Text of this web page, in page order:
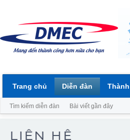
Trang chủ Diễn đàn
Tìm kiếm diễn đàn Bài viết gần đây